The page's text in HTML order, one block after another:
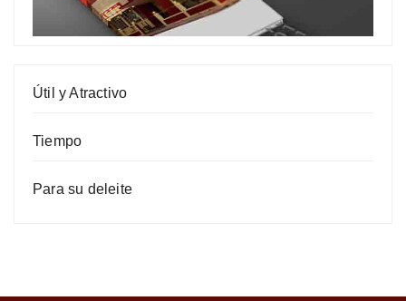
Útil y Atractivo
Tiempo
Para su deleite